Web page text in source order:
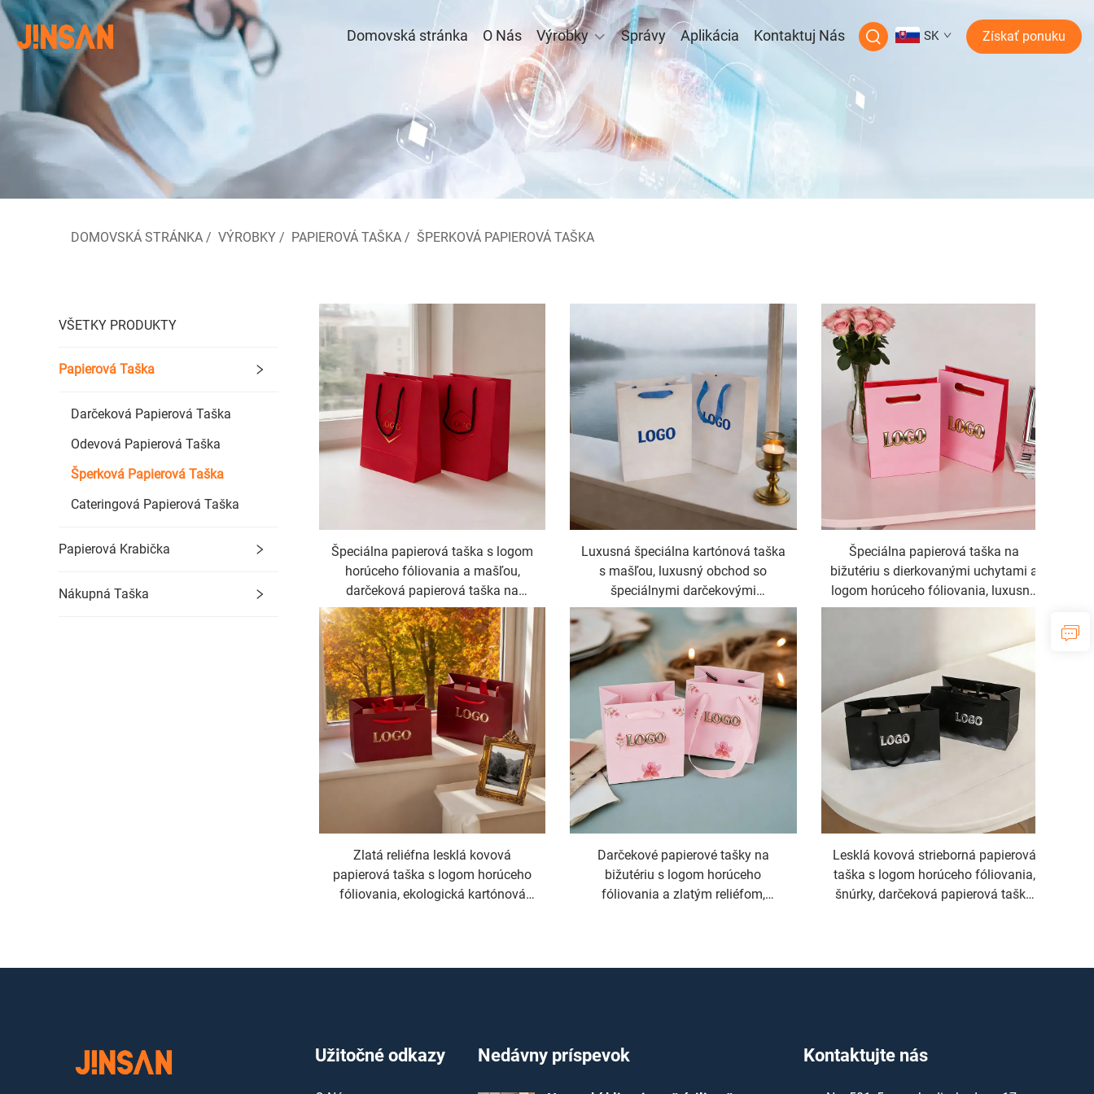
Domovská stránka O Nás Výrobky Správy Aplikácia Kontaktuj Nás SK Získať ponuku
DOMOVSKÁ STRÁNKA / VÝROBKY / PAPIEROVÁ TAŠKA / ŠPERKOVÁ PAPIEROVÁ TAŠKA
VŠETKY PRODUKTY
Papierová Taška
Darčeková Papierová Taška
Odevová Papierová Taška
Šperková Papierová Taška
Cateringová Papierová Taška
Papierová Krabička
Nákupná Taška
Špeciálna papierová taška s logom
horúceho fóliovania a mašľou,
darčeková papierová taška na
kozmetiku a bižutériu
Luxusná špeciálna kartónová taška
s mašľou, luxusný obchod so
špeciálnymi darčekovými
papierovými taškami na bižutériu
Špeciálna papierová taška na
bižutériu s dierkovanými uchytami a
logom horúceho fóliovania, luxusná
papierová nákupná taška
Zlatá reliéfna lesklá kovová
papierová taška s logom horúceho
fóliovania, ekologická kartónová
Darčekové papierové tašky na
bižutériu s logom horúceho
fóliovania a zlatým reliéfom,
Lesklá kovová strieborná papierová
taška s logom horúceho fóliovania,
šnúrky, darčeková papierová taška
Užitočné odkazy Nedávny príspevok Kontaktujte nás